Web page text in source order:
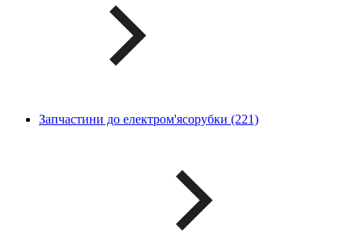
Запчастини до електром'ясорубки (221)